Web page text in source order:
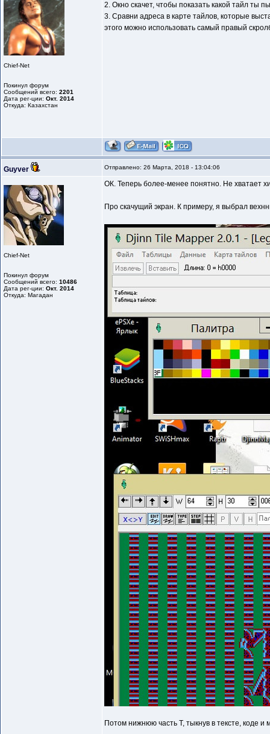
Chief-Net
Покинул форум
Сообщений всего: 2201
Дата рег-ции: Окт. 2014
Откуда: Казахстан
2. Окно скачет, чтобы показать какой тайл ты
3. Сравни адреса в карте тайлов, которые
этого можно использовать самый правый
Guyver Отправлено: 26 Марта, 2018 - 13:04:06
Chief-Net
Покинул форум
Сообщений всего: 10486
Дата рег-ции: Окт. 2014
Откуда: Магадан
ОК. Теперь более-менее понятно. Не хватает
Про скачущий экран. К примеру, я выбрал
Потом нижнюю часть Т, тыкнув в тексте, коде и